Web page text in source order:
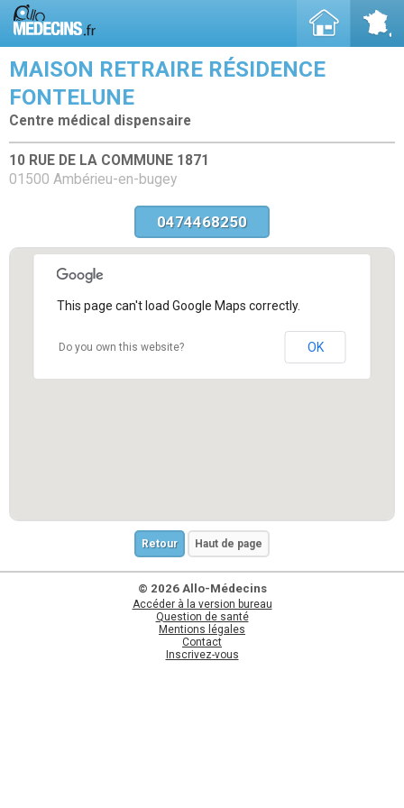
MAISON RETRAIRE RÉSIDENCE
FONTELUNE
Centre médical dispensaire
10 RUE DE LA COMMUNE 1871
01500 Ambérieu-en-bugey
0474468250
This page can't load Google Maps correctly.
Do you own this website? OK
Retour Haut de page
© 2026 Allo-Médecins
Accéder à la version bureau
Question de santé
Mentions légales
Contact
Inscrivez-vous